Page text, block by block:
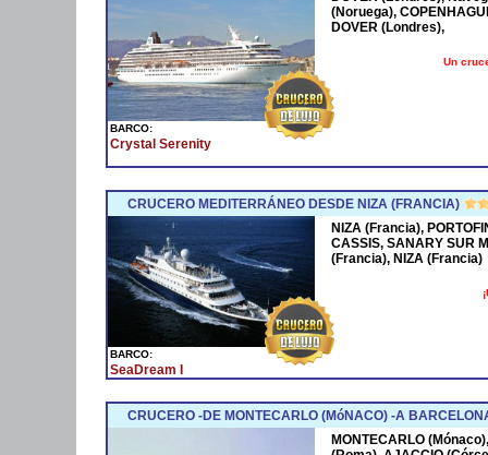
BARCO:
Crystal Serenity
(Noruega),
DOVER (Londres),
Un
CRUCERO MEDITERRÁNEO DESDE NIZA (FRANCIA)
BARCO:
SeaDream I
NIZA (Francia),
CASSIS, SANARY SUR
(Francia), NIZA (Francia)
CRUCERO -DE MONTECARLO (MóNACO) -A
MONTECARLO